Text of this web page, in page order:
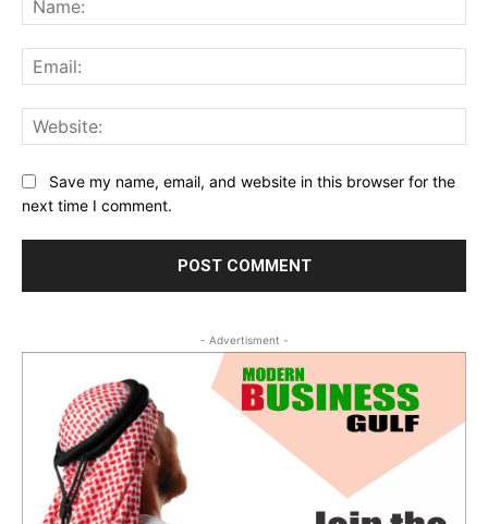
Save my name, email, and website in this browser for the
next time I comment.
- Advertisment -